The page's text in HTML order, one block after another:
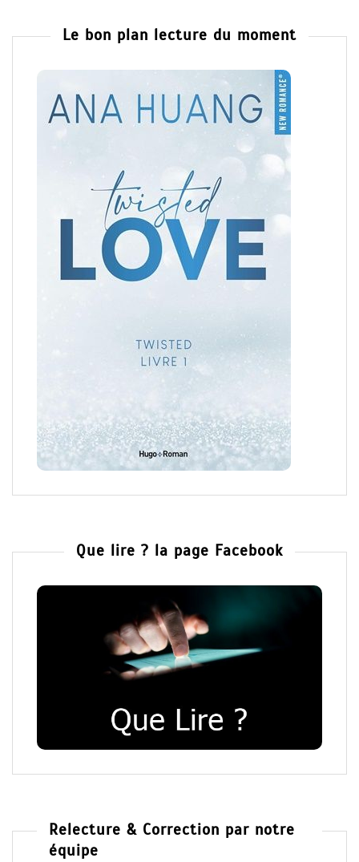
Le bon plan lecture du moment
Que lire ? la page Facebook
Relecture & Correction par notre
équipe